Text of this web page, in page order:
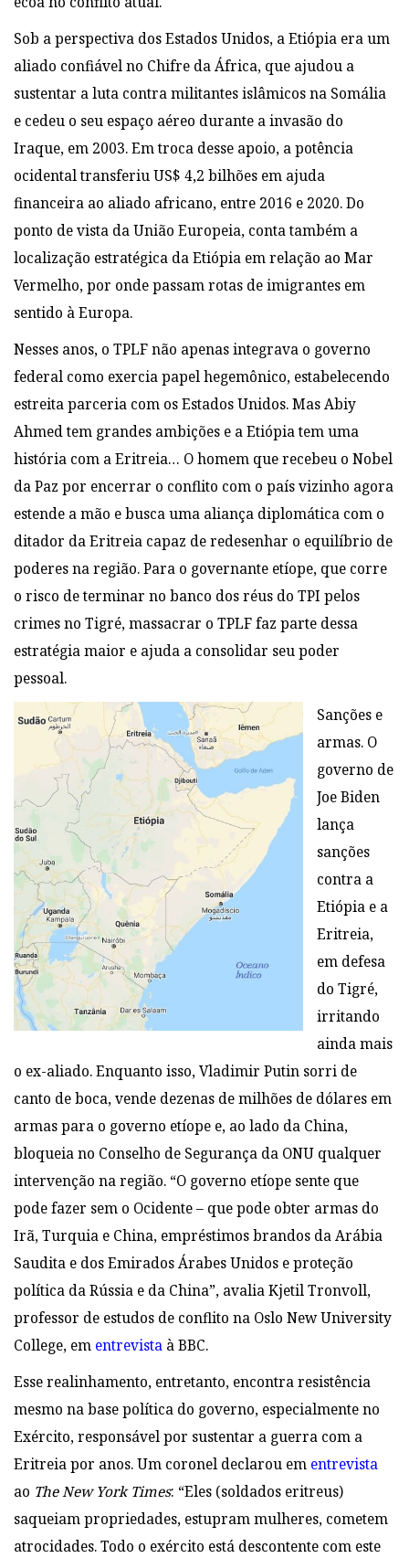
Sob a perspectiva dos Estados Unidos, a Etiópia era um
aliado confiável no Chifre da África, que ajudou a
sustentar a luta contra militantes islâmicos na Somália
e cedeu o seu espaço aéreo durante a invasão do
Iraque, em 2003. Em troca desse apoio, a potência
ocidental transferiu US$ 4,2 bilhões em ajuda
financeira ao aliado africano, entre 2016 e 2020. Do
ponto de vista da União Europeia, conta também a
localização estratégica da Etiópia em relação ao Mar
Vermelho, por onde passam rotas de imigrantes em
sentido à Europa.
Nesses anos, o TPLF não apenas integrava o governo
federal como exercia papel hegemônico, estabelecendo
estreita parceria com os Estados Unidos. Mas Abiy
Ahmed tem grandes ambições e a Etiópia tem uma
história com a Eritreia… O homem que recebeu o Nobel
da Paz por encerrar o conflito com o país vizinho agora
estende a mão e busca uma aliança diplomática com o
ditador da Eritreia capaz de redesenhar o equilíbrio de
poderes na região. Para o governante etíope, que corre
o risco de terminar no banco dos réus do TPI pelos
crimes no Tigré, massacrar o TPLF faz parte dessa
estratégia maior e ajuda a consolidar seu poder
pessoal.
Sanções e
armas. O
governo de
Joe Biden
lança
sanções
contra a
Etiópia e a
Eritreia,
em defesa
do Tigré,
irritando
ainda mais
o ex-aliado. Enquanto isso, Vladimir Putin sorri de
canto de boca, vende dezenas de milhões de dólares em
armas para o governo etíope e, ao lado da China,
bloqueia no Conselho de Segurança da ONU qualquer
intervenção na região. “O governo etíope sente que
pode fazer sem o Ocidente – que pode obter armas do
Irã, Turquia e China, empréstimos brandos da Arábia
Saudita e dos Emirados Árabes Unidos e proteção
política da Rússia e da China”, avalia Kjetil Tronvoll,
professor de estudos de conflito na Oslo New University
College, em entrevista à BBC.
Esse realinhamento, entretanto, encontra resistência
mesmo na base política do governo, especialmente no
Exército, responsável por sustentar a guerra com a
Eritreia por anos. Um coronel declarou em entrevista
ao The New York Times: “Eles (soldados eritreus)
saqueiam propriedades, estupram mulheres, cometem
atrocidades. Todo o exército está descontente com este